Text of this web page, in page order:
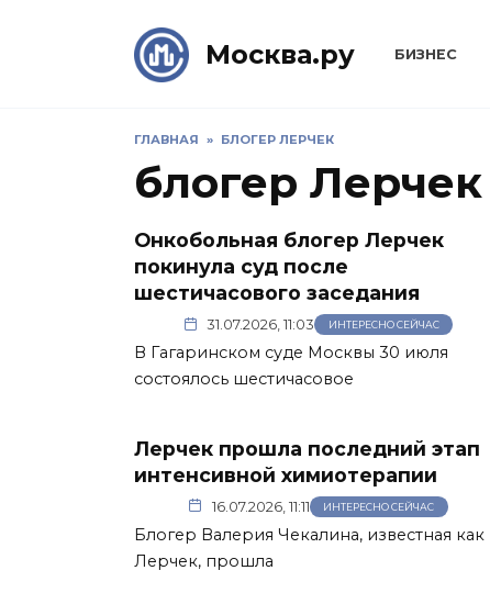
Москва.ру БИЗНЕС
ГЛАВНАЯ » БЛОГЕР ЛЕРЧЕК
блогер Лерчек
Онкобольная блогер Лерчек
покинула суд после
шестичасового заседания
31.07.2026, 11:03 ИНТЕРЕСНО СЕЙЧАС
В Гагаринском суде Москвы 30 июля
состоялось шестичасовое
Лерчек прошла последний этап
интенсивной химиотерапии
16.07.2026, 11:11 ИНТЕРЕСНО СЕЙЧАС
Блогер Валерия Чекалина, известная как
Лерчек, прошла